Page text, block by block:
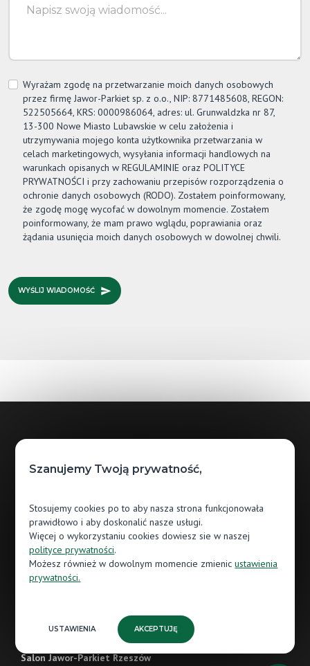
Wyrażam zgodę na przetwarzanie moich danych osobowych
przez firmę Jawor-Parkiet sp. z o.o., NIP: 8771485608, REGON:
522505664, KRS: 0000986064, adres: ul. Grunwaldzka nr 87,
13-300 Nowe Miasto Lubawskie w celu założenia i
utrzymywania mojego konta użytkownika przetwarzania w
celach marketingowych, wysyłania informacji handlowych na
warunkach opisanych w REGULAMINIE oraz POLITYCE
PRYWATNOŚCI i przy zachowaniu przepisów rozporządzenia o
ochronie danych osobowych (RODO). Zostałem poinformowany,
że zgodę mogę wycofać w dowolnym momencie. Zostałem
poinformowany, że mam prawo wglądu, poprawiania oraz
żądania usunięcia moich danych osobowych w dowolnej chwili.
WYŚLIJ WIADOMOŚĆ
Wt.: 09:00 - 17:00
Śr.: 09:00 - 17:00
Czw.: 09:00 - 17:00
Pt.: 09:00 - 17:00
Nd.: (nieczynne)
Salon Jawor-Parkiet Rzeszów
Szanujemy Twoją prywatność,
Stosujemy cookies po to aby nasza strona funkcjonowała
prawidłowo i aby doskonalić nasze usługi.
Więcej o wykorzystaniu cookies dowiesz sie w naszej
polityce prywatności.
Możesz również w dowolnym momencie zmienicustawienia
prywatności.
USTAWIENIA AKCEPTUJĘ